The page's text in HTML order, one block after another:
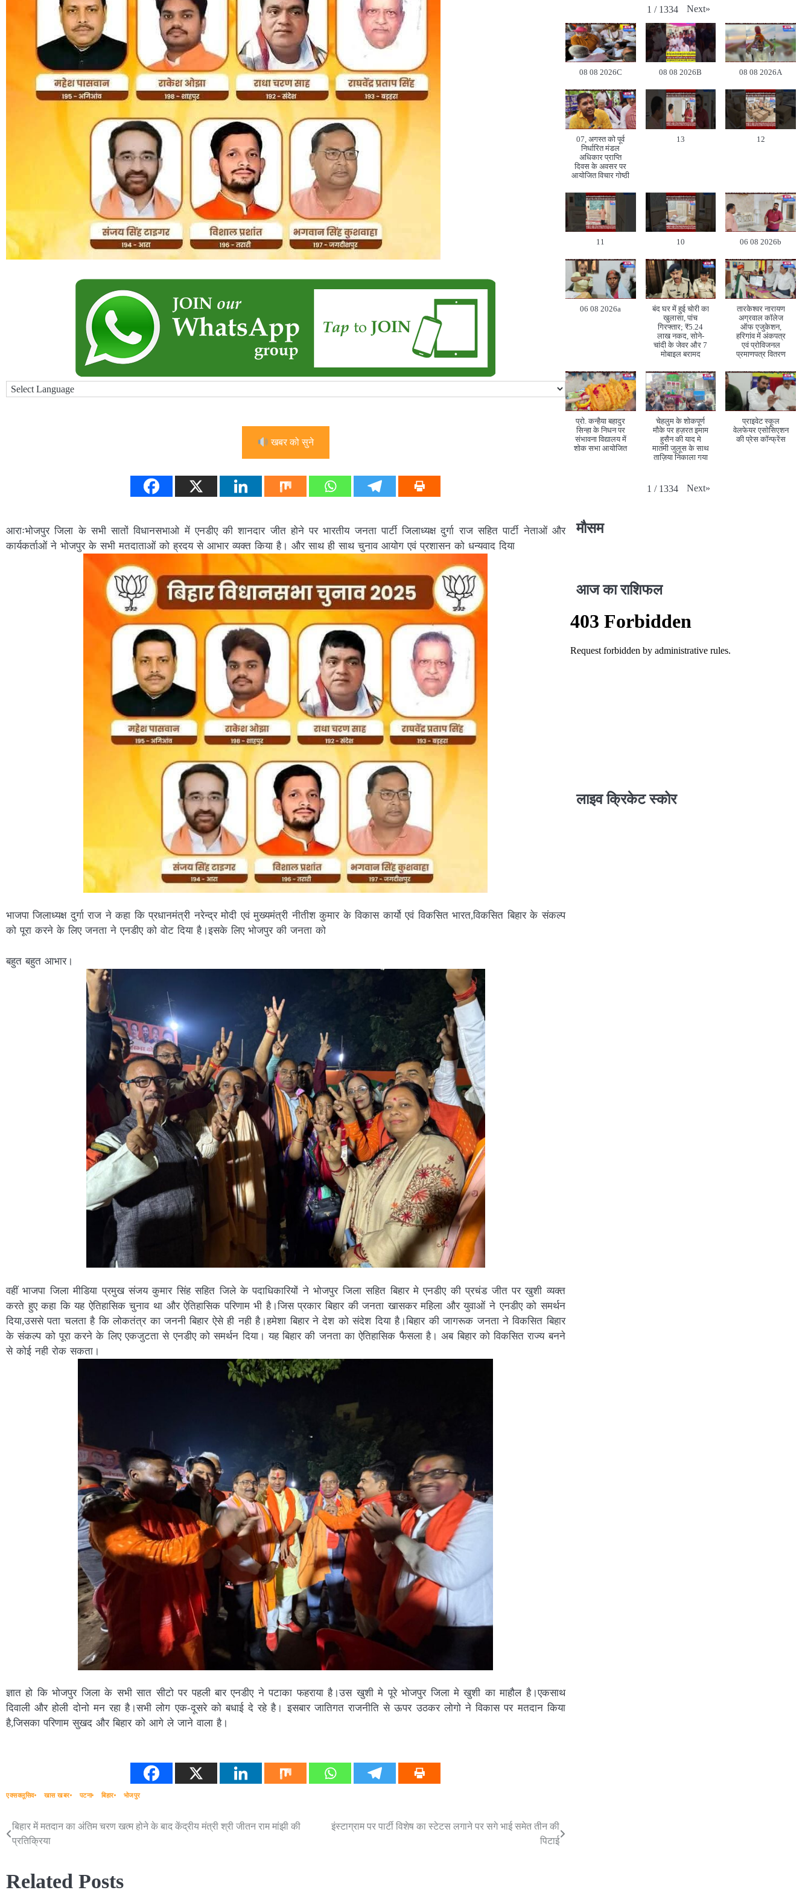
खबर को सुने
आराःभोजपुर जिला के सभी सातों विधानसभाओ में एनडीए की शानदार जीत होने पर भारतीय जनता पार्टी जिलाध्यक्ष दुर्गा राज सहित पार्टी नेताओं और
कार्यकर्ताओं ने भोजपुर के सभी मतदाताओं को ह्रदय से आभार व्यक्त किया है। और साथ ही साथ चुनाव आयोग एवं प्रशासन को धन्यवाद दिया
भाजपा जिलाध्यक्ष दुर्गा राज ने कहा कि प्रधानमंत्री नरेन्द्र मोदी एवं मुख्यमंत्री नीतीश कुमार के विकास कार्यो एवं विकसित भारत,विकसित बिहार के संकल्प
को पूरा करने के लिए जनता ने एनडीए को वोट दिया है।इसके लिए भोजपुर की जनता को
बहुत बहुत आभार।
वहीं भाजपा जिला मीडिया प्रमुख संजय कुमार सिंह सहित जिले के पदाधिकारियों ने भोजपुर जिला सहित बिहार मे एनडीए की प्रचंड जीत पर खुशी व्यक्त
करते हुए कहा कि यह ऐतिहासिक चुनाव था और ऐतिहासिक परिणाम भी है।जिस प्रकार बिहार की जनता खासकर महिला और युवाओं ने एनडीए को समर्थन
दिया,उससे पता चलता है कि लोकतंत्र का जननी बिहार ऐसे ही नही है।हमेशा बिहार ने देश को संदेश दिया है।बिहार की जागरूक जनता ने विकसित बिहार
के संकल्प को पूरा करने के लिए एकजुटता से एनडीए को समर्थन दिया। यह बिहार की जनता का ऐतिहासिक फैसला है। अब बिहार को विकसित राज्य बनने
से कोई नही रोक सकता।
ज्ञात हो कि भोजपुर जिला के सभी सात सीटो पर पहली बार एनडीए ने पटाका फहराया है।उस खुशी मे पूरे भोजपुर जिला मे खुशी का माहौल है।एकसाथ
दिवाली और होली दोनो मन रहा है।सभी लोग एक-दूसरे को बधाई दे रहे है। इसबार जातिगत राजनीति से ऊपर उठकर लोगो ने विकास पर मतदान किया
है,जिसका परिणाम सुखद और बिहार को आगे ले जाने वाला है।
एक्सक्लूसिव खास खबर पटना बिहार भोजपुर
Post
navigation
बिहार में मतदान का अंतिम चरण खत्म होने के बाद केंद्रीय मंत्री श्री जीतन राम मांझी की
प्रतिक्रिया
इंस्टाग्राम पर पार्टी विशेष का स्टेटस लगाने पर सगे भाई समेत तीन की
पिटाई
Related Posts
1 / 1334 Next»
08 08 2026C 08 08 2026B 08 08 2026A
07, अगस्त को पूर्व
निर्धारित मंडल
अधिकार प्राप्ति
दिवस के अवसर पर
आयोजित विचार गोष्ठी
13 12
11 10 06 08 2026b
06 08 2026a
बंद घर में हुई चोरी का
खुलासा, पांच
गिरफ्तार; ₹5.24
लाख नकद, सोने-
चांदी के जेवर और 7
मोबाइल बरामद
तारकेश्वर नारायण
अग्रवाल कॉलेज
ऑफ एजुकेशन,
हरिगांव में अंकपत्र
एवं प्रोविजनल
प्रमाणपत्र वितरण
प्रो. कन्हैया बहादुर
सिन्हा के निधन पर
संभावना विद्यालय में
शोक सभा आयोजित
चेहलुम के शोकपूर्ण
मौके पर हज़रत इमाम
हुसैन की याद मे
मातमी जुलूस के साथ
ताज़िया निकाला गया
प्राइवेट स्कूल
वेलफेयर एसोसिएशन
की प्रेस कॉन्फ्रेंस
1 / 1334 Next»
मौसम
आज का राशिफल
लाइव क्रिकेट स्कोर